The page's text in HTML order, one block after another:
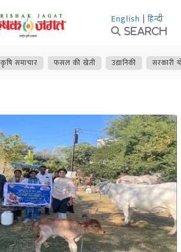
English | हिन्दी
Search
कृषि समाचार फसल की खेती उद्यानिकी सरकारी